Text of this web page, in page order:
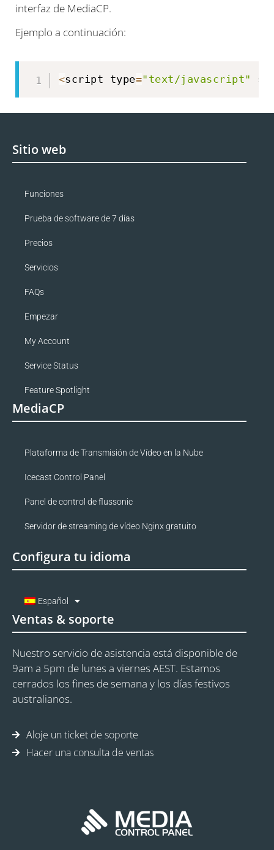
interfaz de MediaCP.
Ejemplo a continuación:
<script type="text/javascript"
Sitio web
Funciones
Prueba de software de 7 días
Precios
Servicios
FAQs
Empezar
My Account
Service Status
Feature Spotlight
MediaCP
Plataforma de Transmisión de Vídeo en la Nube
Icecast Control Panel
Panel de control de flussonic
Servidor de streaming de vídeo Nginx gratuito
Configura tu idioma
Español
Ventas & soporte
Nuestro servicio de asistencia está disponible de
9am a 5pm de lunes a viernes AEST. Estamos
cerrados los fines de semana y los días festivos
australianos.
Aloje un ticket de soporte
Hacer una consulta de ventas